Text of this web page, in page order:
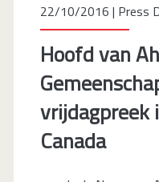
22/10/2016 | Press
Hoofd van
vrijdagpreek
Canada